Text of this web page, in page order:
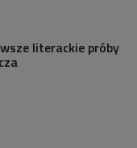
literackie próby